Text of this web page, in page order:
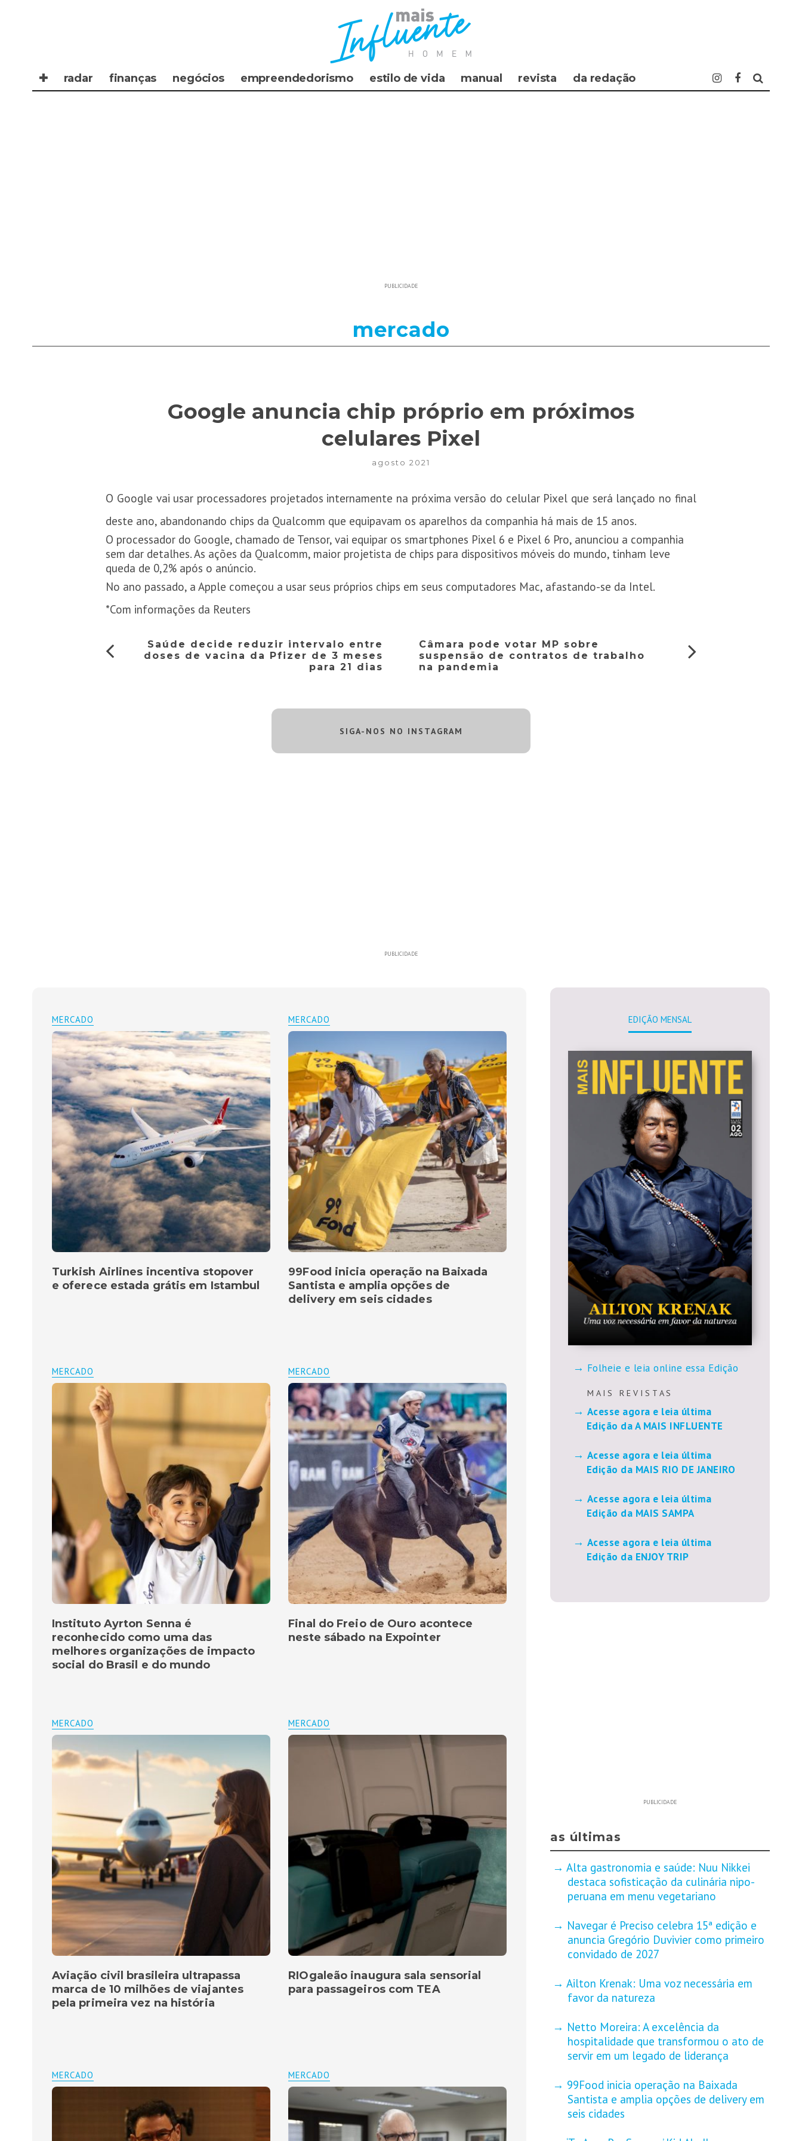
✚ radar finanças negócios empreendedorismo estilo de vida manual revista da redação
PUBLICIDADE
mercado
Google anuncia chip próprio em próximos
celulares Pixel
agosto 2021
O Google vai usar processadores projetados internamente na próxima versão do celular Pixel que será lançado no final
deste ano, abandonando chips da Qualcomm que equipavam os aparelhos da companhia há mais de 15 anos.
O processador do Google, chamado de Tensor, vai equipar os smartphones Pixel 6 e Pixel 6 Pro, anunciou a companhia
sem dar detalhes. As ações da Qualcomm, maior projetista de chips para dispositivos móveis do mundo, tinham leve
queda de 0,2% após o anúncio.
No ano passado, a Apple começou a usar seus próprios chips em seus computadores Mac, afastando-se da Intel.
*Com informações da Reuters
Saúde decide reduzir intervalo entre
doses de vacina da Pfizer de 3 meses
para 21 dias
Câmara pode votar MP sobre
suspensão de contratos de trabalho
na pandemia
SIGA-NOS NO INSTAGRAM
PUBLICIDADE
MERCADO
99Food inicia operação na Baixada
Santista e amplia opções de
delivery em seis cidades
MERCADO
Turkish Airlines incentiva stopover
e oferece estada grátis em Istambul
MERCADO
Final do Freio de Ouro acontece
neste sábado na Expointer
MERCADO
Instituto Ayrton Senna é
reconhecido como uma das
melhores organizações de impacto
social do Brasil e do mundo
MERCADO
RIOgaleão inaugura sala sensorial
para passageiros com TEA
MERCADO
Aviação civil brasileira ultrapassa
marca de 10 milhões de viajantes
pela primeira vez na história
MERCADO
MERCADO
EDIÇÃO MENSAL
Folheie e leia online essa Edição
M A I S R E V I S T A S
Acesse agora e leia última
Edição da A MAIS INFLUENTE
Acesse agora e leia última
Edição da MAIS RIO DE JANEIRO
Acesse agora e leia última
Edição da MAIS SAMPA
Acesse agora e leia última
Edição da ENJOY TRIP
PUBLICIDADE
as últimas
Alta gastronomia e saúde: Nuu Nikkei
destaca sofisticação da culinária nipo-
peruana em menu vegetariano
Navegar é Preciso celebra 15ª edição e
anuncia Gregório Duvivier como primeiro
convidado de 2027
Ailton Krenak: Uma voz necessária em
favor da natureza
Netto Moreira: A excelência da
hospitalidade que transformou o ato de
servir em um legado de liderança
99Food inicia operação na Baixada
Santista e amplia opções de delivery em
seis cidades